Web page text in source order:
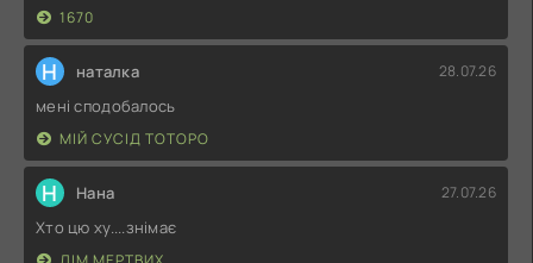
1670
Н наталка 28.07.26
мені сподобалось
МІЙ СУСІД ТОТОРО
Н Нана 27.07.26
Хто цю ху....знімає